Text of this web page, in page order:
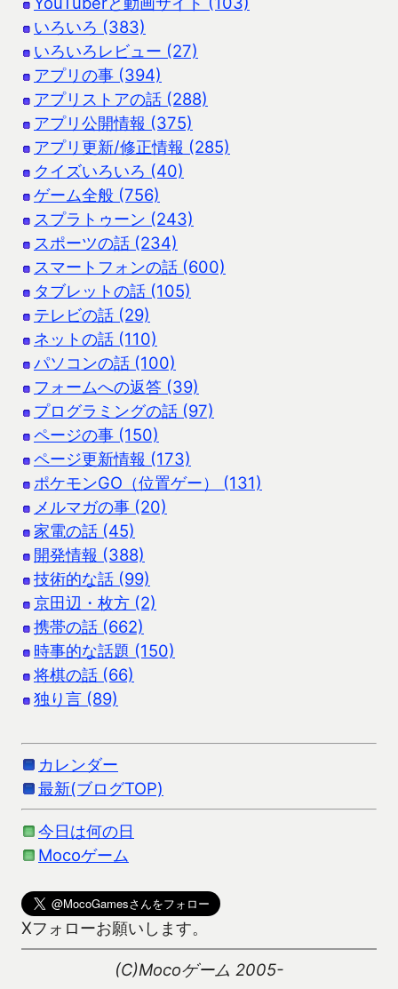
いろいろ (383)
いろいろレビュー (27)
アプリの事 (394)
アプリストアの話 (288)
アプリ公開情報 (375)
アプリ更新/修正情報 (285)
クイズいろいろ (40)
ゲーム全般 (756)
スプラトゥーン (243)
スポーツの話 (234)
スマートフォンの話 (600)
タブレットの話 (105)
テレビの話 (29)
ネットの話 (110)
パソコンの話 (100)
フォームへの返答 (39)
プログラミングの話 (97)
ページの事 (150)
ページ更新情報 (173)
ポケモンGO（位置ゲー） (131)
メルマガの事 (20)
家電の話 (45)
開発情報 (388)
技術的な話 (99)
京田辺・枚方 (2)
携帯の話 (662)
時事的な話題 (150)
将棋の話 (66)
独り言 (89)
カレンダー
最新(ブログTOP)
今日は何の日
Mocoゲーム
Xフォローお願いします。
(C)Mocoゲーム 2005-